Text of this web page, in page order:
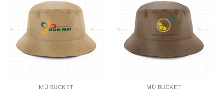
MŨ BUCKET MŨ BUCKET